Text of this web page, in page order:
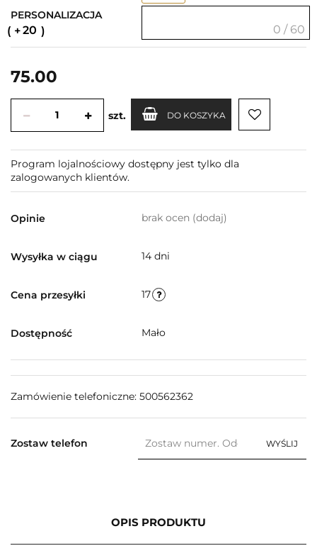
PERSONALIZACJA
20 0 / 60
75.00
szt. DO KOSZYKA
Program lojalnościowy dostępny jest tylko dla
zalogowanych klientów.
Opinie brak ocen (dodaj)
Wysyłka w ciągu 14 dni
Cena przesyłki 17
Dostępność Mało
Zamówienie telefoniczne: 500562362
Zostaw telefon WYŚLIJ
OPIS PRODUKTU